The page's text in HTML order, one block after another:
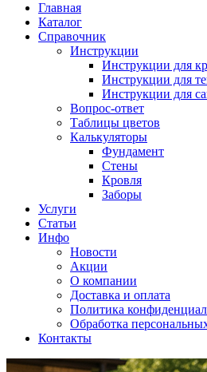
Главная
Каталог
Cправочник
Инструкции
Инструкции для
Инструкции для
Инструкции для
Вопрос-ответ
Таблицы цветов
Калькуляторы
Фундамент
Стены
Кровля
Заборы
Услуги
Статьи
Инфо
Новости
Акции
О компании
Доставка и оплата
Политика
Обработка
Контакты